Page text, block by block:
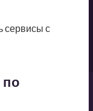
сервисы с